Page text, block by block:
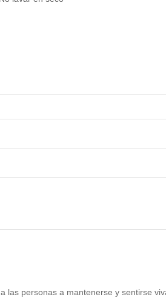
las personas a mantenerse y sentirse